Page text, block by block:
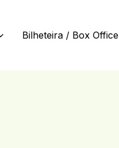
Bilheteira / Box Office